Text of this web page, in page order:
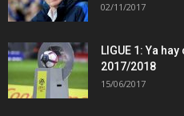
02/11/2017
LIGUE 1: Ya
2017/2018
15/06/2017